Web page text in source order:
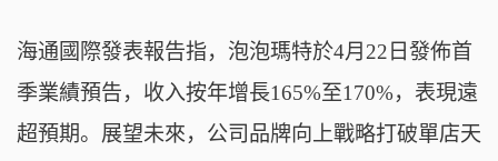
海通國際發表報告指，泡泡瑪特於4月22日發佈首
季業績預告，收入按年增長165%至170%，表現遠
超預期。展望未來，公司品牌向上戰略打破單店天